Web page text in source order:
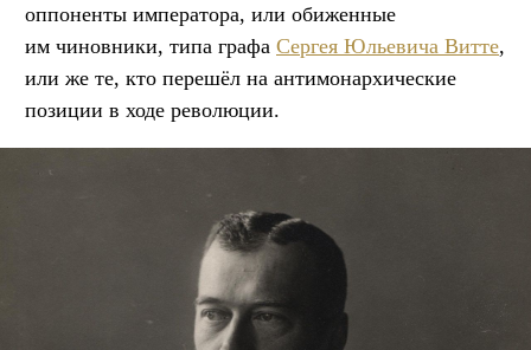
оппоненты императора, или обиженные
им чиновники, типа графа Сергея Юльевича Витте,
или же те, кто перешёл на антимонархические
позиции в ходе революции.